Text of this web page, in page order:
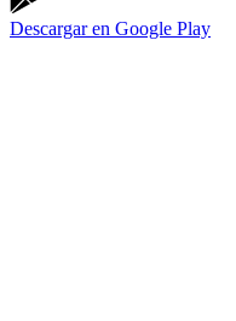
Descargar en Google Play